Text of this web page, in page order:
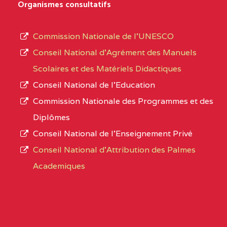
BAPTIST COMPREHENSIVE COLLEGE (
BAMENDA(1)
NORD-
OUEST
BAPTIST
COMPREHENSIVE
BAMENDA
BAPTIST COMPREHENSIVE COLLEGE
type
L’offre
d’éducation
de
Organismes consultatifs
Commission Nationale de l’UNESCO
Conseil National d’Agrément des Manuels
Scolaires et des Matériels Didactiques
Conseil National de l’Education
Commission Nationale des Programmes et des
Diplômes
Conseil National de l’Enseignement Privé
Conseil National d'Attribution des Palmes
Academiques